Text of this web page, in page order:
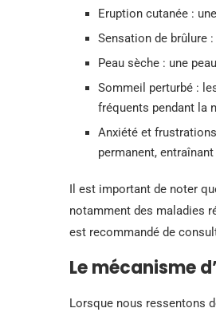
Eruption cutanée :
Sensation de brûlure
Peau sèche : une
Sommeil perturbé :
fréquents pendant la
Anxiété et
permanent,
Il est important de noter
notamment des maladies
est recommandé de
Le mécanisme
Lorsque nous ressentons